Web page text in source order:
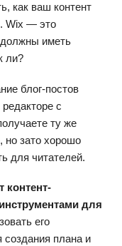
как ваш контент
Wix — это
должны иметь
ли?
блог-постов
с
ту же
но зато хорошо
для читателей.
контент-
для
его
создания плана и